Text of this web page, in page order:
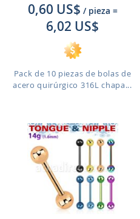
0,60 US$ / pieza =
6,02 US$
Pack de 10 piezas de bolas de
acero quirúrgico 316L chapa...